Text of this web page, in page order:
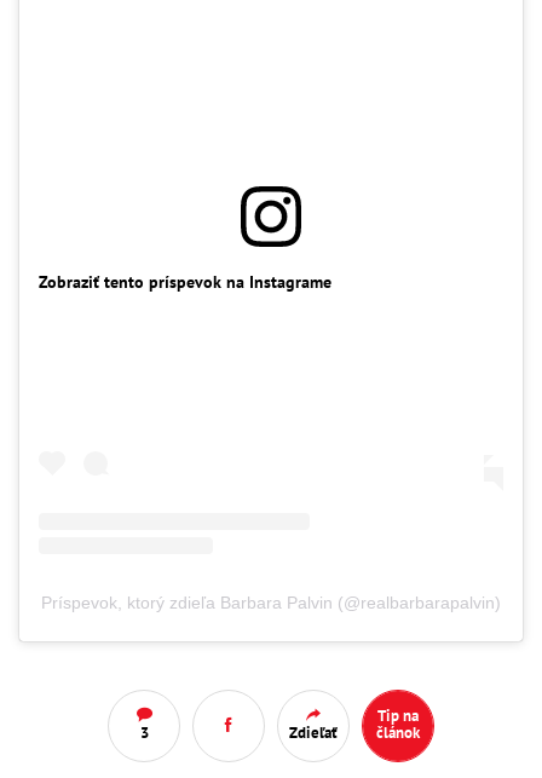
Zobraziť tento príspevok na Instagrame
Príspevok, ktorý zdieľa Barbara Palvin (@realbarbarapalvin)
3 Zdieľať
Tip na
článok